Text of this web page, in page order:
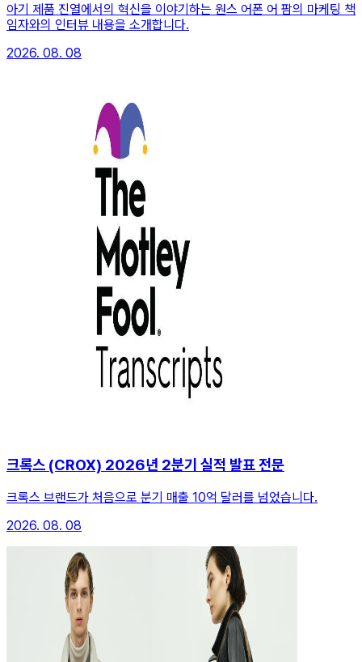
아기 제품 진열에서의 혁신을 이야기하는 원스 어폰 어 팜의 마케팅 책
임자와의 인터뷰 내용을 소개합니다.
2026. 08. 08
크록스 (CROX) 2026년 2분기 실적 발표 전문
크록스 브랜드가 처음으로 분기 매출 10억 달러를 넘었습니다.
2026. 08. 08